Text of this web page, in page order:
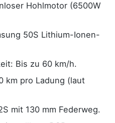
Hohlmotor (6500W
50S Lithium-Ionen-
Bis zu 60 km/h.
km pro Ladung (laut
mit 130 mm Federweg.